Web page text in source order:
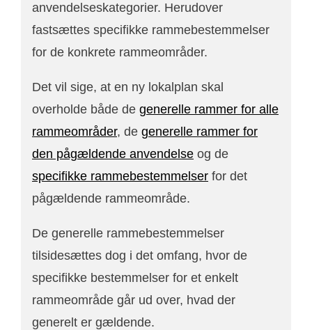
anvendelseskategorier. Herudover
fastsættes specifikke rammebestemmelser
for de konkrete rammeområder.
Det vil sige, at en ny lokalplan skal
overholde både de generelle rammer for alle
rammeområder, de generelle rammer for
den pågældende anvendelse og de
specifikke rammebestemmelser for det
pågældende rammeområde.
De generelle rammebestemmelser
tilsidesættes dog i det omfang, hvor de
specifikke bestemmelser for et enkelt
rammeområde går ud over, hvad der
generelt er gældende.